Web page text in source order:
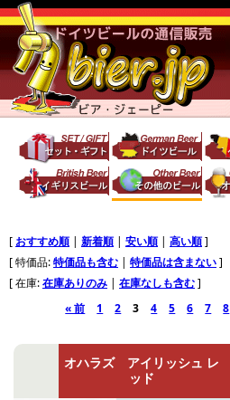
[ おすすめ順 | 新着順 | 安い順 | 高い順]
[ 特価品:特価品も含む | 特価品は含まない]
[ 在庫:在庫ありのみ | 在庫なしも含む]
« 前
1 2 3 4 5 6 7 8
オハラズ アイリッシュ レ
ッド